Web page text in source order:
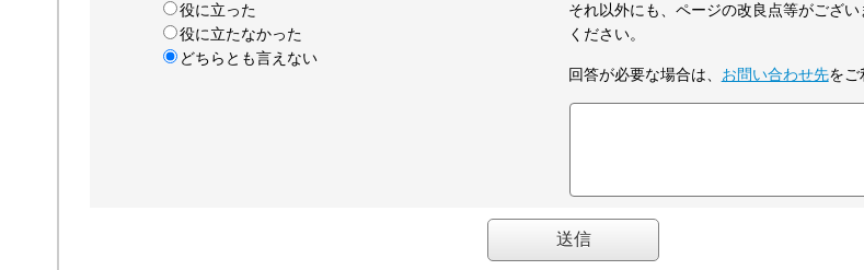
役に立った
役に立たなかった
どちらとも言えない
それ以外にも、ページの改良点等がござ
ください。
回答が必要な場合は、 お問い合わせ先をご